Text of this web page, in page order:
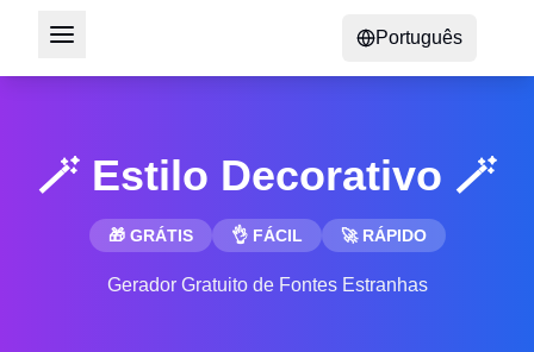
Português
🪄 Estilo Decorativo 🪄
🎁 GRÁTIS 👌 FÁCIL 🚀 RÁPIDO
Gerador Gratuito de Fontes Estranhas